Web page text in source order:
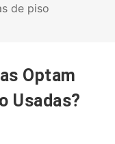
de piso
Optam
Usadas?